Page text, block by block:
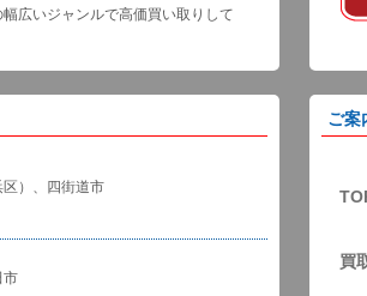
広いジャンルで高価買い取りして
）、四街道市
市
ご案
買